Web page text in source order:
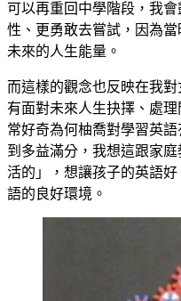
可以再重回中學階段，我
性、更勇敢去嘗試，因為
未來的人生能量。
而這樣的觀念也反映在我
有面對未來人生抉擇、處
常好奇為何柚喬對學習英
到多益滿分，我想這跟家
活的」，想讓孩子的英語
語的良好環境。